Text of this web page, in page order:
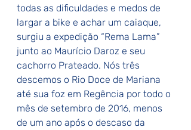
todas as dificuldades e medos de
largar a bike e achar um caiaque,
surgiu a expedição “Rema Lama”
junto ao Maurício Daroz e seu
cachorro Prateado. Nós três
descemos o Rio Doce de Mariana
até sua foz em Regência por todo o
mês de setembro de 2016, menos
de um ano após o descaso da